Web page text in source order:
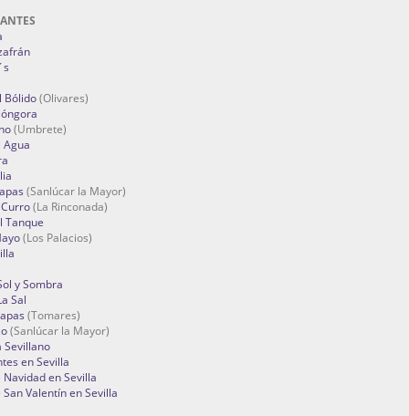
Bólido(Olivares)
(Umbrete)
(Sanlúcar la Mayor)
(La Rinconada)
Tanque
(Los Palacios)
y Sombra
Sal
(Tomares)
(Sanlúcar la Mayor)
Sevillano
en Sevilla
Navidad en Sevilla
Valentín en Sevilla